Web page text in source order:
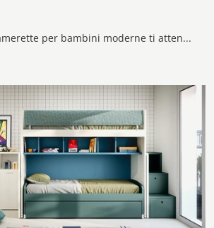
Le più originali camerette per bambini moderne ti attendono! Scopri il modello Castello Skid di Nidi.